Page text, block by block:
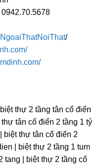
0942.70.5678
/
thự 2 tầng tân cổ điển
thự tân cổ điển 2 tầng 1 tỷ
biệt thự tân cổ điển 2
| biệt thự 2 tầng 1 tum
tang | biệt thự 2 tầng cổ